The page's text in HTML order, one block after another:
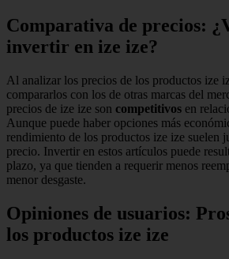
Comparativa de precios:
invertir en ize ize?
Al analizar los precios de los productos ize
compararlos con los de otras marcas del
precios de ize ize son competitivos en
Aunque puede haber opciones más
rendimiento de los productos ize ize suelen
precio. Invertir en estos artículos puede
plazo, ya que tienden a requerir menos
menor desgaste.
Opiniones de usuarios:
los productos ize ize